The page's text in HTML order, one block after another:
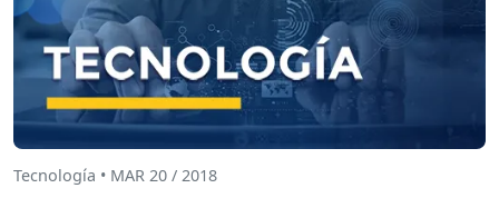
Tecnología • MAR 20 / 2018